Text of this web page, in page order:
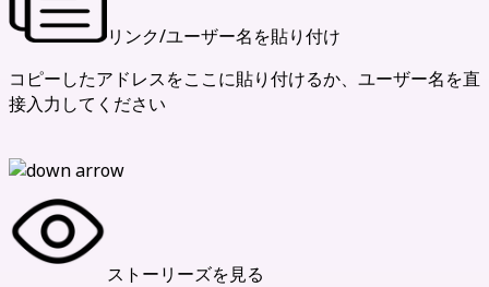
リンク/ユーザー名を貼り付け
コピーしたアドレスをここに貼り付けるか、ユーザー名を直
接入力してください
ストーリーズを見る